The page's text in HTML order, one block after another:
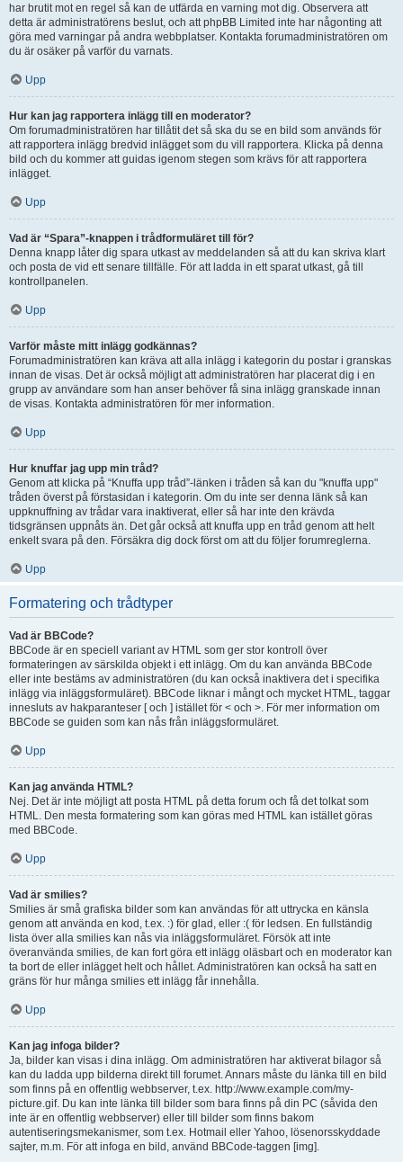
har brutit mot en regel så kan de utfärda en varning mot dig. Observera att
detta är administratörens beslut, och att phpBB Limited inte har någonting att
göra med varningar på andra webbplatser. Kontakta forumadministratören om
du är osäker på varför du varnats.
Upp
Hur kan jag rapportera inlägg till en moderator?
Om forumadministratören har tillåtit det så ska du se en bild som används för
att rapportera inlägg bredvid inlägget som du vill rapportera. Klicka på denna
bild och du kommer att guidas igenom stegen som krävs för att rapportera
inlägget.
Upp
Vad är “Spara”-knappen i trådformuläret till för?
Denna knapp låter dig spara utkast av meddelanden så att du kan skriva klart
och posta de vid ett senare tillfälle. För att ladda in ett sparat utkast, gå till
kontrollpanelen.
Upp
Varför måste mitt inlägg godkännas?
Forumadministratören kan kräva att alla inlägg i kategorin du postar i granskas
innan de visas. Det är också möjligt att administratören har placerat dig i en
grupp av användare som han anser behöver få sina inlägg granskade innan
de visas. Kontakta administratören för mer information.
Upp
Hur knuffar jag upp min tråd?
Genom att klicka på “Knuffa upp tråd”-länken i tråden så kan du "knuffa upp"
tråden överst på förstasidan i kategorin. Om du inte ser denna länk så kan
uppknuffning av trådar vara inaktiverat, eller så har inte den krävda
tidsgränsen uppnåts än. Det går också att knuffa upp en tråd genom att helt
enkelt svara på den. Försäkra dig dock först om att du följer forumreglerna.
Upp
Formatering och trådtyper
Vad är BBCode?
BBCode är en speciell variant av HTML som ger stor kontroll över
formateringen av särskilda objekt i ett inlägg. Om du kan använda BBCode
eller inte bestäms av administratören (du kan också inaktivera det i specifika
inlägg via inläggsformuläret). BBCode liknar i mångt och mycket HTML, taggar
innesluts av hakparanteser [ och ] istället för < och >. För mer information om
BBCode se guiden som kan nås från inläggsformuläret.
Upp
Kan jag använda HTML?
Nej. Det är inte möjligt att posta HTML på detta forum och få det tolkat som
HTML. Den mesta formatering som kan göras med HTML kan istället göras
med BBCode.
Upp
Vad är smilies?
Smilies är små grafiska bilder som kan användas för att uttrycka en känsla
genom att använda en kod, t.ex. :) för glad, eller :( för ledsen. En fullständig
lista över alla smilies kan nås via inläggsformuläret. Försök att inte
överanvända smilies, de kan fort göra ett inlägg oläsbart och en moderator kan
ta bort de eller inlägget helt och hållet. Administratören kan också ha satt en
gräns för hur många smilies ett inlägg får innehålla.
Upp
Kan jag infoga bilder?
Ja, bilder kan visas i dina inlägg. Om administratören har aktiverat bilagor så
kan du ladda upp bilderna direkt till forumet. Annars måste du länka till en bild
som finns på en offentlig webbserver, t.ex. http://www.example.com/my-
picture.gif. Du kan inte länka till bilder som bara finns på din PC (såvida den
inte är en offentlig webbserver) eller till bilder som finns bakom
autentiseringsmekanismer, som t.ex. Hotmail eller Yahoo, lösenorsskyddade
sajter, m.m. För att infoga en bild, använd BBCode-taggen [img].